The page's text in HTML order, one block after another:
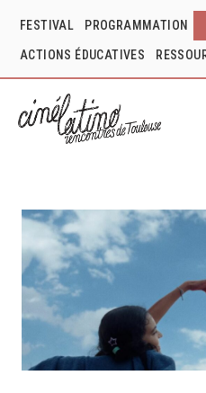
FESTIVAL PROGRAMMATION
ACTIONS ÉDUCATIVES